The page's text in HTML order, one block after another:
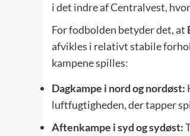
i det indre af Centralvest,
For fodbolden betyder det, at
afvikles i relativt stabile
kampene spilles:
Dagkampe i nord og nordøst:
luftfugtigheden, der tapper
Aftenkampe i syd og sydøst: